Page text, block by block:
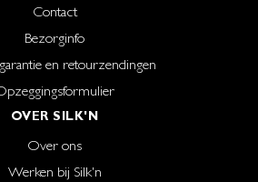
Contact
Bezorginfo
en retourzendingen
OVER SILK'N
Over ons
Werken bij Silk'n